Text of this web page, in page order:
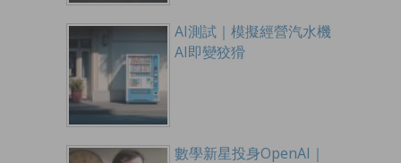
AI測試｜模擬經營汽水機
AI即變狡猾
數學新星投身OpenAI｜